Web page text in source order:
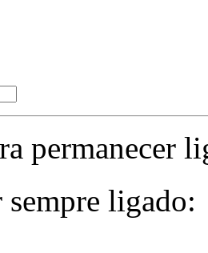
permanecer
sempre ligado: